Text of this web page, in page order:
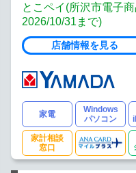
とこペイ(所沢市電子
2026/10/31まで)
店舗情報を見る
家電
Windows
パソコン
家計相談
窓口